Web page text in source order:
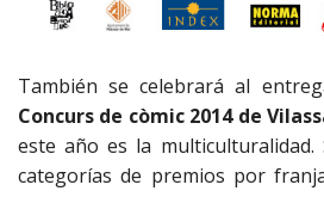
También se celebrará al
Concurs de còmic 2014 de
este año es la multiculturalidad.
categorías de premios por